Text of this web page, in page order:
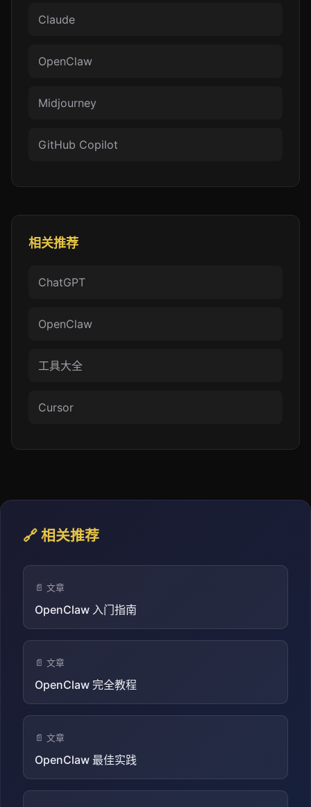
Claude
OpenClaw
Midjourney
GitHub Copilot
相关推荐
ChatGPT
OpenClaw
工具大全
Cursor
🔗 相关推荐
📄 文章
OpenClaw 入门指南
📄 文章
OpenClaw 完全教程
📄 文章
OpenClaw 最佳实践